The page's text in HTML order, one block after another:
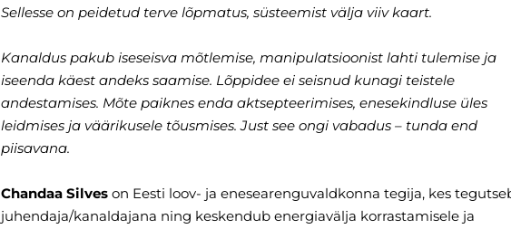
Sellesse on peidetud terve lõpmatus, süsteemist välja viiv kaart.
Kanaldus pakub iseseisva mõtlemise, manipulatsioonist lahti tulemise ja
iseenda käest andeks saamise. Lõppidee ei seisnud kunagi teistele
andestamises. Mõte paiknes enda aktsepteerimises, enesekindluse üles
leidmises ja väärikusele tõusmises. Just see ongi vabadus – tunda end
piisavana.
Chandaa Silves on Eesti loov- ja enesearenguvaldkonna tegija, kes
juhendaja/kanaldajana ning keskendub energiavälja korrastamisele ja